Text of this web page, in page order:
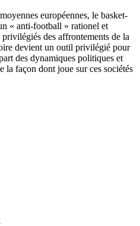
européennes, le basket-
« anti-football » rationel et
des affrontements de la
devient un outil privilégié pour
des dynamiques politiques et
la façon dont joue sur ces sociétés